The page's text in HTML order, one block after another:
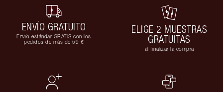
ENVÍO GRATUITO
Envío estándar GRATIS con los
pedidos de más de 59 €
ELIGE 2 MUESTRAS
GRATUITAS
al finalizar la compra